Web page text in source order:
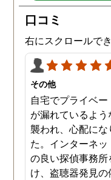
口コミ
右にスクロールで
その他
自宅でプライベ
が漏れているよう
襲われ、心配にな
た。インターネッ
の良い探偵事務所
け、盗聴器発見の